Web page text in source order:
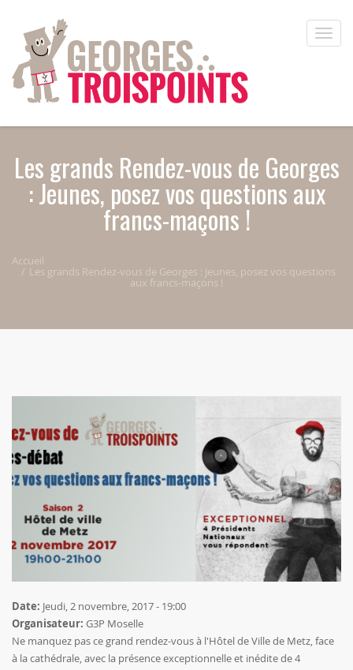
Toggle
Les grands Rendez-vous de Georges
: Jeunes, posez vos questions aux
francs-maçons !
Accueil
Les grands Rendez-vous de Georges : Jeunes, posez vos questions
aux francs-maçons !
Date: Jeudi, 2 novembre, 2017 - 19:00
Organisateur: G3P Moselle
Ne manquez pas ce grand rendez-vous à l'Hôtel de Ville de Metz, face
à la cathédrale, avec la présence exceptionnelle et inédite de 4